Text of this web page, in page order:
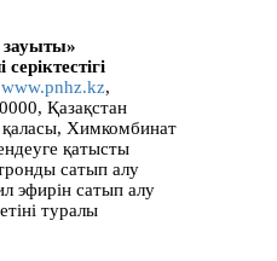
www.pnhz.kz,
Қазақстан
Химкомбинат
қатысты
сатып алу
эфирін сатып алу
туралы